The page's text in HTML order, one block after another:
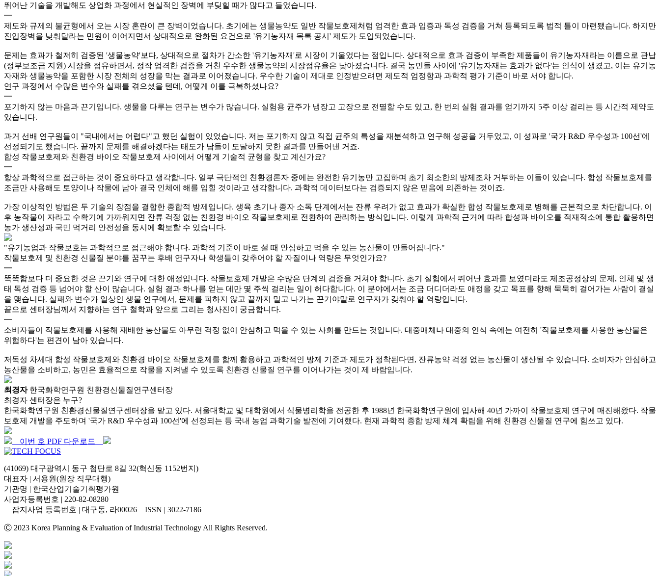
뛰어난 기술을 개발해도 상업화 과정에서 현실적인 장벽에 부딪힐 때가 많다고 들었습니다.
━
제도와 규제의 불균형에서 오는 시장 혼란이 큰 장벽이었습니다. 초기에는 생물농약도 일반 작물보호제처럼 엄격한 효과 입증과 독성 검증을 거쳐 등록되도록 법적 틀이 마련됐습니다. 하지만
진입장벽을 낮춰달라는 민원이 이어지면서 상대적으로 완화된 요건으로 '유기농자재 목록 공시' 제도가 도입되었습니다.
문제는 효과가 철저히 검증된 '생물농약'보다, 상대적으로 절차가 간소한 '유기농자재'로 시장이 기울었다는 점입니다. 상대적으로 효과 검증이 부족한 제품들이 유기농자재라는 이름으로 관납
(정부보조금 지원) 시장을 점유하면서, 정작 엄격한 검증을 거친 우수한 생물농약의 시장점유율은 낮아졌습니다. 결국 농민들 사이에 '유기농자재는 효과가 없다'는 인식이 생겼고, 이는 유기농
자재와 생물농약을 포함한 시장 전체의 성장을 막는 결과로 이어졌습니다. 우수한 기술이 제대로 인정받으려면 제도적 엄정함과 과학적 평가 기준이 바로 서야 합니다.
연구 과정에서 수많은 변수와 실패를 겪으셨을 텐데, 어떻게 이를 극복하셨나요?
━
포기하지 않는 마음과 끈기입니다. 생물을 다루는 연구는 변수가 많습니다. 실험용 균주가 냉장고 고장으로 전멸할 수도 있고, 한 번의 실험 결과를 얻기까지 5주 이상 걸리는 등 시간적 제약도
있습니다.
과거 선배 연구원들이 "국내에서는 어렵다"고 했던 실험이 있었습니다. 저는 포기하지 않고 직접 균주의 특성을 재분석하고 연구해 성공을 거두었고, 이 성과로 '국가 R&D 우수성과 100선'에
선정되기도 했습니다. 끝까지 문제를 해결하겠다는 태도가 남들이 도달하지 못한 결과를 만들어낸 거죠.
합성 작물보호제와 친환경 바이오 작물보호제 사이에서 어떻게 기술적 균형을 찾고 계신가요?
━
항상 과학적으로 접근하는 것이 중요하다고 생각합니다. 일부 극단적인 친환경론자 중에는 완전한 유기농만 고집하며 초기 최소한의 방제조차 거부하는 이들이 있습니다. 합성 작물보호제를
조금만 사용해도 토양이나 작물에 남아 결국 인체에 해를 입힐 것이라고 생각합니다. 과학적 데이터보다는 검증되지 않은 믿음에 의존하는 것이죠.
가장 이상적인 방법은 두 기술의 장점을 결합한 종합적 방제입니다. 생육 초기나 종자 소독 단계에서는 잔류 우려가 없고 효과가 확실한 합성 작물보호제로 병해를 근본적으로 차단합니다. 이
후 농작물이 자라고 수확기에 가까워지면 잔류 걱정 없는 친환경 바이오 작물보호제로 전환하여 관리하는 방식입니다. 이렇게 과학적 근거에 따라 합성과 바이오를 적재적소에 통합 활용하면
농가 생산성과 국민 먹거리 안전성을 동시에 확보할 수 있습니다.
"유기농업과 작물보호는 과학적으로 접근해야 합니다. 과학적 기준이 바로 설 때 안심하고 먹을 수 있는 농산물이 만들어집니다."
작물보호제 및 친환경 신물질 분야를 꿈꾸는 후배 연구자나 학생들이 갖추어야 할 자질이나 역량은 무엇인가요?
━
똑똑함보다 더 중요한 것은 끈기와 연구에 대한 애정입니다. 작물보호제 개발은 수많은 단계의 검증을 거쳐야 합니다. 초기 실험에서 뛰어난 효과를 보였더라도 제조공정상의 문제, 인체 및 생
태 독성 검증 등 넘어야 할 산이 많습니다. 실험 결과 하나를 얻는 데만 몇 주씩 걸리는 일이 허다합니다. 이 분야에서는 조금 더디더라도 애정을 갖고 목표를 향해 묵묵히 걸어가는 사람이 결실
을 맺습니다. 실패와 변수가 일상인 생물 연구에서, 문제를 피하지 않고 끝까지 밀고 나가는 끈기야말로 연구자가 갖춰야 할 역량입니다.
끝으로 센터장님께서 지향하는 연구 철학과 앞으로 그리는 청사진이 궁금합니다.
━
소비자들이 작물보호제를 사용해 재배한 농산물도 아무런 걱정 없이 안심하고 먹을 수 있는 사회를 만드는 것입니다. 대중매체나 대중의 인식 속에는 여전히 '작물보호제를 사용한 농산물은
위험하다'는 편견이 남아 있습니다.
저독성 차세대 합성 작물보호제와 친환경 바이오 작물보호제를 함께 활용하고 과학적인 방제 기준과 제도가 정착된다면, 잔류농약 걱정 없는 농산물이 생산될 수 있습니다. 소비자가 안심하고
농산물을 소비하고, 농민은 효율적으로 작물을 지켜낼 수 있도록 친환경 신물질 연구를 이어나가는 것이 제 바람입니다.
최경자한국화학연구원 친환경신물질연구센터장
최경자 센터장은 누구?
한국화학연구원 친환경신물질연구센터장을 맡고 있다. 서울대학교 및 대학원에서 식물병리학을 전공한 후 1988년 한국화학연구원에 입사해 40년 가까이 작물보호제 연구에 매진해왔다. 작물
보호제 개발을 주도하며 '국가 R&D 우수성과 100선'에 선정되는 등 국내 농업 과학기술 발전에 기여했다. 현재 과학적 종합 방제 체계 확립을 위해 친환경 신물질 연구에 힘쓰고 있다.
이번 호 PDF 다운로드
(41069) 대구광역시 동구 첨단로 8길 32(혁신동 1152번지)
대표자 | 서용원(원장 직무대행)
기관명 | 한국산업기술기획평가원
사업자등록번호 | 220-82-08280
잡지사업 등록번호 | 대구동, 라00026 ISSN | 3022-7186
Ⓒ 2023 Korea Planning & Evaluation of Industrial Technology All Rights Reserved.